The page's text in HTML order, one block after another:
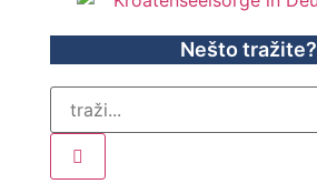
Nešto tražite?